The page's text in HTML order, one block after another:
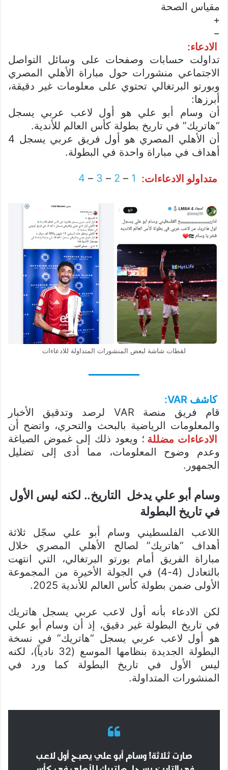
مقياس الصحة
+
−
الادعاء:
تداولت حسابات وصفحات على وسائل التواصل
الاجتماعي منشورات حول مباراة الأهلي المصري
وبورتو البرتغالي تحتوي على معلومات غير دقيقة،
أبرزها:
أن وسام أبو علي هو أول لاعب عربي يسجل
“هاتريك” في تاريخ بطولة كأس العالم للأندية.
أن الأهلي المصري هو أول فريق عربي يسجل 4
أهداف في مباراة واحدة في البطولة.
متداولو الادعاءات: 1
–
2
–
3
–
4
لقطات شاشة لبعض المنشورات المتداولة للادعاءات
كاشف VAR:
قام فريق منصة VAR لرصد وتدقيق الأخبار
والمعلومات الرياضية بالبحث والتحري، واتضح أن
الادعاءات مضللة ؛ ويعود ذلك إلى غموض الصياغة
وعدم وضوح المعلومات، مما أدى إلى تضليل
الجمهور.
وسام أبو علي يدخل التاريخ.. لكنه ليس الأول
في تاريخ البطولة
اللاعب الفلسطيني وسام أبو علي سجّل ثلاثة
أهداف “هاتريك” لصالح الأهلي المصري خلال
مباراة الفريق أمام بورتو البرتغالي، التي انتهت
بالتعادل (4-4) في الجولة الأخيرة من المجموعة
الأولى ضمن بطولة كأس العالم للأندية 2025.
لكن الادعاء بأنه أول لاعب عربي يسجل هاتريك
في تاريخ البطولة غير دقيق، إذ أن وسام أبو علي
هو أول لاعب عربي يسجل “هاتريك” في نسخة
البطولة الجديدة بنظامها الموسع (32 نادياً)، لكنه
ليس الأول في تاريخ البطولة كما ورد في
المنشورات المتداولة.
صارت ثلاثة! وسام أبو علي يصبح أول لاعب